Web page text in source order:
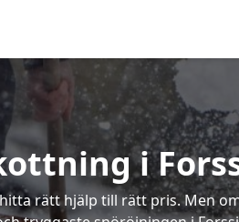
i
rätt hjälp till rätt pris. Men